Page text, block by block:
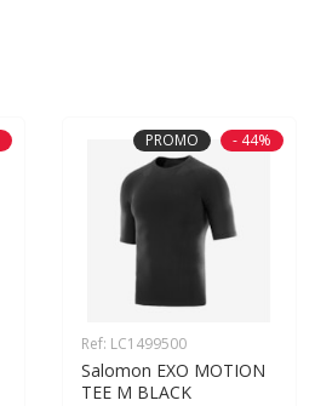
PROMO - 44%
Ref: LC1499500
Salomon EXO MOTION
TEE M BLACK